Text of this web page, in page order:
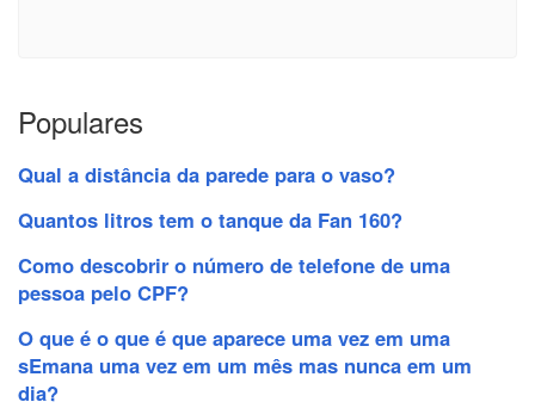
Populares
Qual a distância da parede para o vaso?
Quantos litros tem o tanque da Fan 160?
Como descobrir o número de telefone de uma
pessoa pelo CPF?
O que é o que é que aparece uma vez em uma
sEmana uma vez em um mês mas nunca em um
dia?